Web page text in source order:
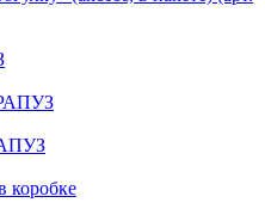
коробке